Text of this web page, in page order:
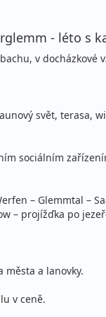
- léto s
v docházkové
svět, terasa,
sociálním
– Glemmtal –
– projížďka po
a lanovky.
v ceně.